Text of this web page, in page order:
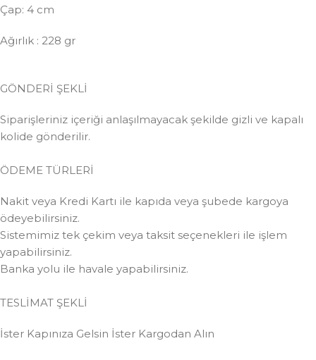
Çap: 4 cm
Ağırlık : 228 gr
GÖNDERİ ŞEKLİ
Siparişleriniz içeriği anlaşılmayacak şekilde gizli ve kapalı
kolide gönderilir.
ÖDEME TÜRLERİ
Nakit veya Kredi Kartı ile kapıda veya şubede kargoya
ödeyebilirsiniz.
Sistemimiz tek çekim veya taksit seçenekleri ile işlem
yapabilirsiniz.
Banka yolu ile havale yapabilirsiniz.
TESLİMAT ŞEKLİ
İster Kapınıza Gelsin İster Kargodan Alın